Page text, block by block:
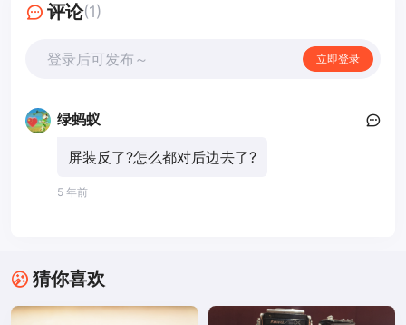
评论(1)
登录后可发布～ 立即登录
绿蚂蚁
屏装反了?怎么都对后边去了?
5 年前
猜你喜欢